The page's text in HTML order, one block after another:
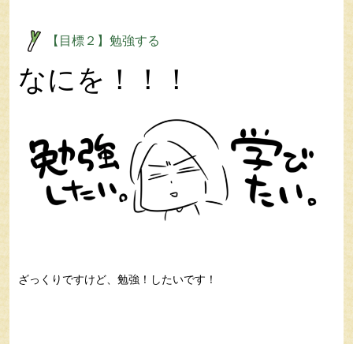
【目標２】勉強する
なにを！！！
ざっくりですけど、勉強！したいです！